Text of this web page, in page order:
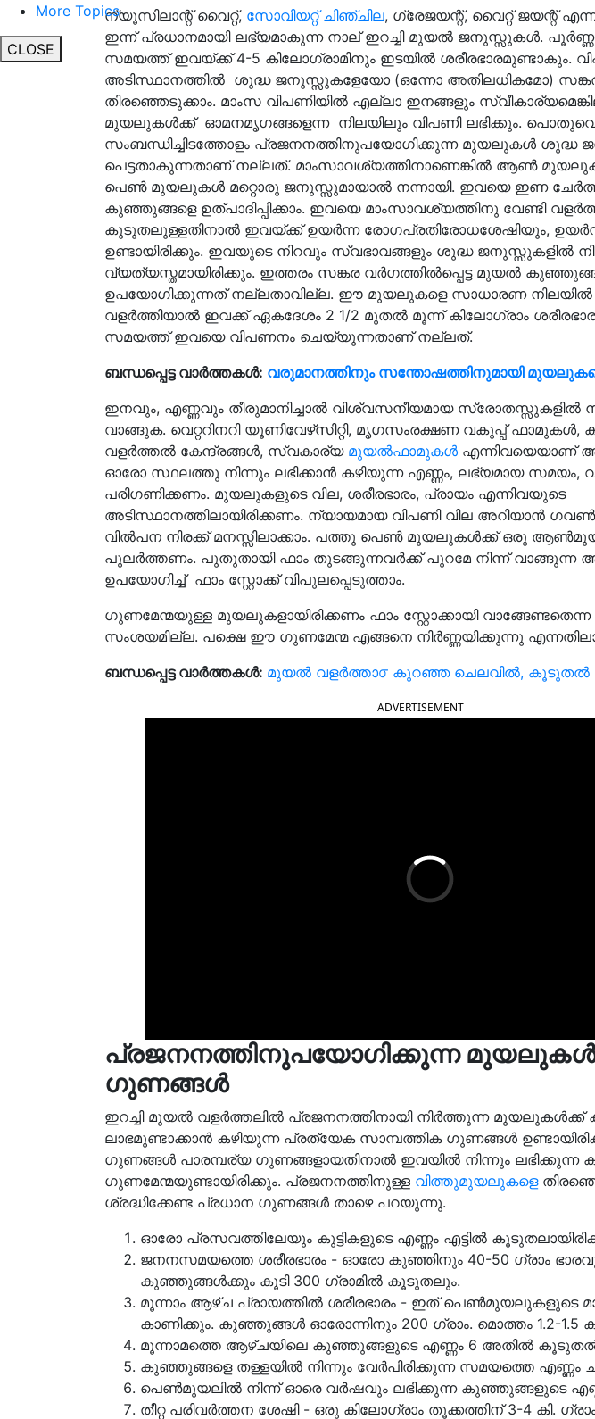
More Topics
CLOSE
ന്യൂസിലാന്റ് വൈറ്റ്, സോവിയറ്റ് ചിഞ്ചില, ഗ്രേജയന്റ്, വൈറ്റ് ജയന്റ്
ഇന്ന് പ്രധാനമായി ലഭ്യമാകുന്ന നാല് ഇറച്ചി മുയല്‍ ജനുസ്സുകള്‍.
സമയത്ത് ഇവയ്ക്ക് 4-5 കിലോഗ്രാമിനും ഇടയില്‍ ശരീരഭാരമുണ്ടാകും.
അടിസ്ഥാനത്തിൽ ശുദ്ധ ജനുസ്സുകളേയോ (ഒന്നോ അതിലധികമോ)
തിരഞ്ഞെടുക്കാം. മാംസ വിപണിയില്‍ എല്ലാ ഇനങ്ങളും
മുയലുകള്‍ക്ക് ഓമനമൃഗങ്ങളെന്ന നിലയിലും വിപണി ലഭിക്കും.
സംബന്ധിച്ചിടത്തോളം പ്രജനനത്തിനുപയോഗിക്കുന്ന മുയലുകൾ ശുദ്ധ
പെട്ടതാകുന്നതാണ് നല്ലത്. മാംസാവശ്യത്തിനാണെങ്കിൽ ആണ്‍
പെണ്‍ മുയലുകള്‍ മറ്റൊരു ജനുസ്സുമായാല്‍ നന്നായി. ഇവയെ ഇണ
കുഞ്ഞുങ്ങളെ ഉത്പാദിപ്പിക്കാം. ഇവയെ മാംസാവശ്യത്തിനു വേണ്ടി
കൂടുതലുള്ളതിനാല്‍ ഇവയ്ക്ക് ഉയര്‍ന്ന രോഗപ്രതിരോധശേഷിയും, ഉയര്‍ന്ന
ഉണ്ടായിരിക്കും. ഇവയുടെ നിറവും സ്വഭാവങ്ങളും ശുദ്ധ ജനുസ്സുകളില്‍
വ്യത്യസ്തമായിരിക്കും. ഇത്തരം സങ്കര വര്‍ഗത്തില്‍പ്പെട്ട മുയല്‍
ഉപയോഗിക്കുന്നത് നല്ലതാവില്ല. ഈ മുയലുകളെ സാധാരണ നിലയില്‍
വളര്‍ത്തിയാല്‍ ഇവക്ക് ഏകദേശം 2 1/2 മുതല്‍ മൂന്ന് കിലോഗ്രാം
സമയത്ത് ഇവയെ വിപണനം ചെയ്യുന്നതാണ് നല്ലത്.
ബന്ധപ്പെട്ട വാർത്തകൾ: വരുമാനത്തിനും സന്തോഷത്തിനുമായി
ഇനവും, എണ്ണവും തീരുമാനിച്ചാല്‍ വിശ്വസനീയമായ സ്രോതസ്സുകളില്‍
വാങ്ങുക. വെറ്ററിനറി യൂണിവേഴ്‌സിറ്റി, മൃഗസംരക്ഷണ വകുപ്പ്
വളര്‍ത്തല്‍ കേന്ദ്രങ്ങള്‍, സ്വകാര്യ മുയല്‍ഫാമുകള്‍ എന്നിവയെയാണ്
ഓരോ സ്ഥലത്തു നിന്നും ലഭിക്കാന്‍ കഴിയുന്ന എണ്ണം, ലഭ്യമായ സമയം,
പരിഗണിക്കണം. മുയലുകളുടെ വില, ശരീരഭാരം, പ്രായം എന്നിവയുടെ
അടിസ്ഥാനത്തിലായിരിക്കണം. ന്യായമായ വിപണി വില അറിയാന്‍
വില്‍പന നിരക്ക് മനസ്സിലാക്കാം. പത്തു പെണ്‍ മുയലുകള്‍ക്ക് ഒരു
പുലര്‍ത്തണം. പുതുതായി ഫാം തുടങ്ങുന്നവര്‍ക്ക് പുറമേ നിന്ന് വാങ്ങുന്ന
ഉപയോഗിച്ച് ഫാം സ്റ്റോക്ക് വിപുലപ്പെടുത്താം.
ഗുണമേന്മയുള്ള മുയലുകളായിരിക്കണം ഫാം സ്റ്റോക്കായി
സംശയമില്ല. പക്ഷെ ഈ ഗുണമേന്മ എങ്ങനെ നിര്‍ണ്ണയിക്കുന്നു
ബന്ധപ്പെട്ട വാർത്തകൾ: മുയൽ വളർത്താ൦ കുറഞ്ഞ ചെലവിൽ, കൂടുതൽ
ADVERTISEMENT
പ്രജനനത്തിനുപയോഗിക്കുന്ന
ഗുണങ്ങൾ
ഇറച്ചി മുയല്‍ വളര്‍ത്തലില്‍ പ്രജനനത്തിനായി നിര്‍ത്തുന്ന
ലാഭമുണ്ടാക്കാന്‍ കഴിയുന്ന പ്രത്യേക സാമ്പത്തിക ഗുണങ്ങള്‍
ഗുണങ്ങള്‍ പാരമ്പര്യ ഗുണങ്ങളായതിനാല്‍ ഇവയില്‍ നിന്നും
ഗുണമേന്മയുണ്ടായിരിക്കും. പ്രജനനത്തിനുള്ള വിത്തുമുയലുകളെ
ശ്രദ്ധിക്കേണ്ട പ്രധാന ഗുണങ്ങള്‍ താഴെ പറയുന്നു.
ഓരോ പ്രസവത്തിലേയും കുട്ടികളുടെ എണ്ണം എട്ടില്‍
ജനനസമയത്തെ ശരീരഭാരം - ഓരോ കുഞ്ഞിനും 40-50 ഗ്രാം
കുഞ്ഞുങ്ങള്‍ക്കും കൂടി 300 ഗ്രാമില്‍ കൂടുതലും.
മൂന്നാം ആഴ്ച പ്രായത്തില്‍ ശരീരഭാരം - ഇത്
കാണിക്കും. കുഞ്ഞുങ്ങള്‍ ഓരോന്നിനും 200 ഗ്രാം. മൊത്തം 1.2-1.5
മൂന്നാമത്തെ ആഴ്ചയിലെ കുഞ്ഞുങ്ങളുടെ എണ്ണം 6 അതില്‍
കുഞ്ഞുങ്ങളെ തള്ളയില്‍ നിന്നും വേര്‍പിരിക്കുന്ന സമയത്തെ എണ്ണം
പെണ്‍മുയലില്‍ നിന്ന് ഓരെ വര്‍ഷവും ലഭിക്കുന്ന കുഞ്ഞുങ്ങളുടെ
തീറ്റ പരിവര്‍ത്തന ശേഷി - ഒരു കിലോഗ്രാം തൂക്കത്തിന് 3-4 കി. ഗ്രാം